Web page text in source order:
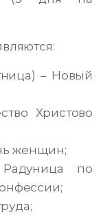
– Новый
Христово
женщин;
по